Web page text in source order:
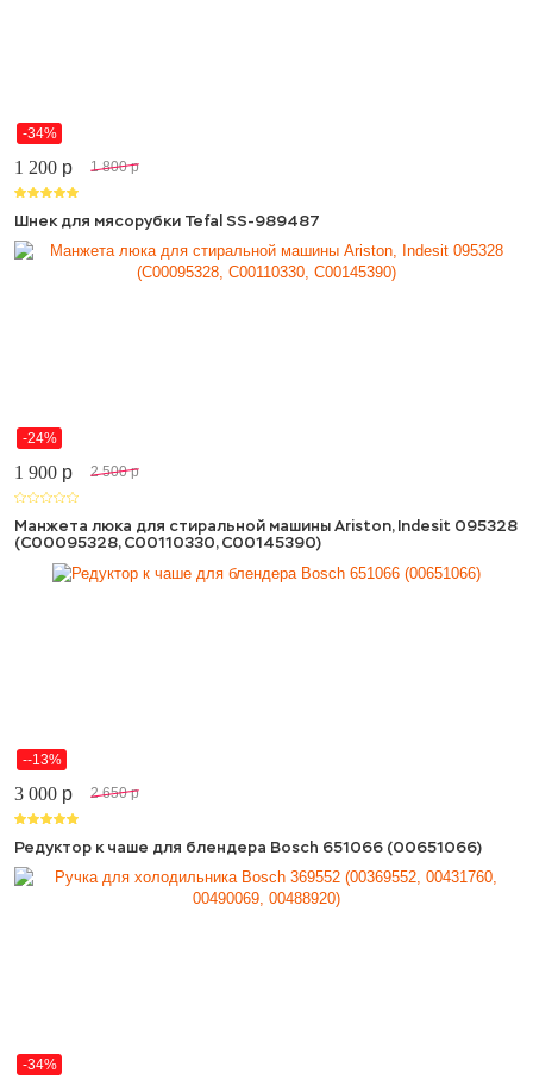
-34%
1 200 p 1 800 p
Шнек для мясорубки Tefal SS-989487
-24%
1 900 p 2 500 p
Манжета люка для стиральной машины Ariston, Indesit 095328
(C00095328, C00110330, C00145390)
--13%
3 000 p 2 650 p
Редуктор к чаше для блендера Bosch 651066 (00651066)
-34%